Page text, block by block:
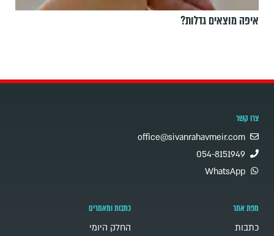
איפה מוצאים גדלות?
צרו קשר
office@sivanrahavmeir.com
054-8151949
WhatsApp
מפת אתר
כתבות
כתבות ומאמרים
החלק היומי